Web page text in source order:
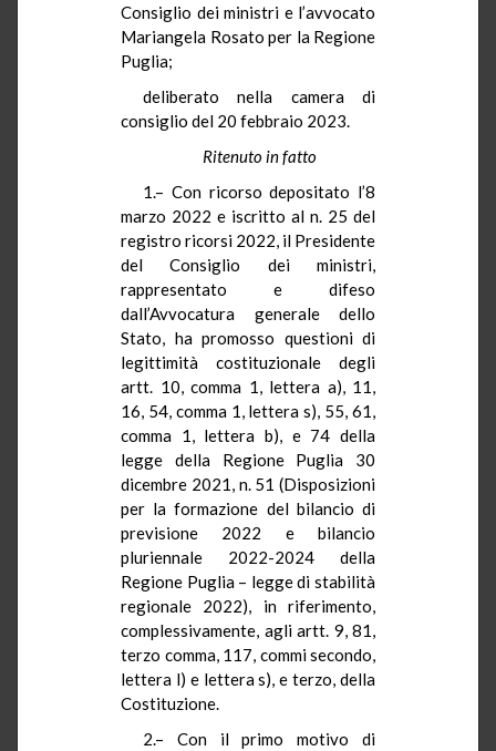
Consiglio dei ministri e l’avvocato
Mariangela Rosato per la Regione
Puglia;
deliberato nella camera di
consiglio del 20 febbraio 2023.
Ritenuto in fatto
1.– Con ricorso depositato l’8
marzo 2022 e iscritto al n. 25 del
registro ricorsi 2022, il Presidente
del Consiglio dei ministri,
rappresentato e difeso
dall’Avvocatura generale dello
Stato, ha promosso questioni di
legittimità costituzionale degli
artt. 10, comma 1, lettera a), 11,
16, 54, comma 1, lettera s), 55, 61,
comma 1, lettera b), e 74 della
legge della Regione Puglia 30
dicembre 2021, n. 51 (Disposizioni
per la formazione del bilancio di
previsione 2022 e bilancio
pluriennale 2022-2024 della
Regione Puglia – legge di stabilità
regionale 2022), in riferimento,
complessivamente, agli artt. 9, 81,
terzo comma, 117, commi secondo,
lettera l) e lettera s), e terzo, della
Costituzione.
2.– Con il primo motivo di